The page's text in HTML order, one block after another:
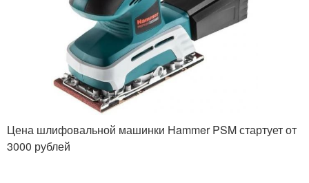
Цена шлифовальной машинки Hammer PSM стартует от
3000 рублей